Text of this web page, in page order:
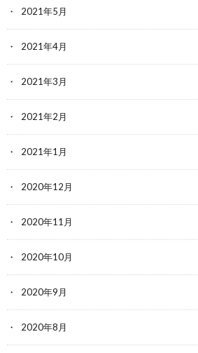
2021年5月
2021年4月
2021年3月
2021年2月
2021年1月
2020年12月
2020年11月
2020年10月
2020年9月
2020年8月